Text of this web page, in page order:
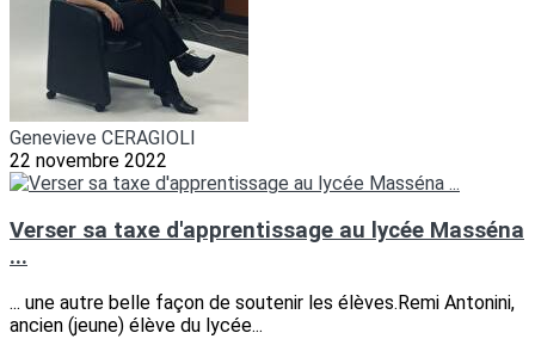
Genevieve CERAGIOLI
22 novembre 2022
Verser sa taxe d'apprentissage au lycée Masséna
...
... une autre belle façon de soutenir les élèves.Remi Antonini,
ancien (jeune) élève du lycée...